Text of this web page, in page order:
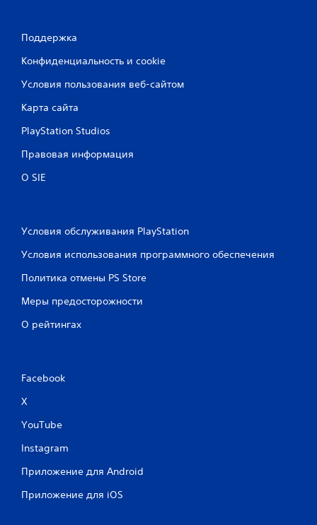
Поддержка
Конфиденциальность и cookie
Условия пользования веб-сайтом
Карта сайта
PlayStation Studios
Правовая информация
О SIE
Условия обслуживания PlayStation
Условия использования программного обеспечения
Политика отмены PS Store
Меры предосторожности
О рейтингах
Facebook
X
YouTube
Instagram
Приложение для Android
Приложение для iOS